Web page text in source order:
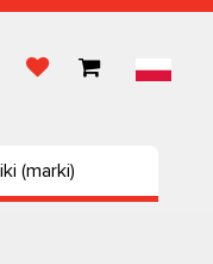
(marki)